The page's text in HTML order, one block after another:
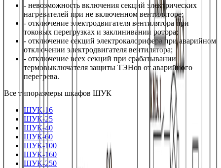
- невозможность включения секций электрических
нагревателей при не включенном вентиляторе;
- отключение электродвигателя вентилятора при
токовых перегрузках и заклинивании ротора;
- отключение секций электрокалорифера при аварийном
отключении электродвигателя вентилятора;
- отключение всех секций при срабатывании
термовыключателя защиты ТЭНов от аварийного
перегрева.
Все типоразмеры шкафов ШУК
ШУК-16
ШУК-25
ШУК-40
ШУК-60
ШУК-100
ШУК-160
ШУК-250